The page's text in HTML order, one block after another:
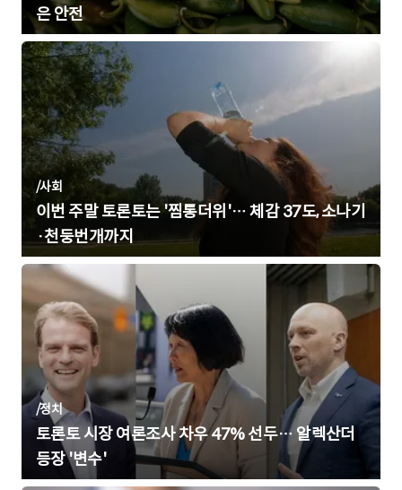
은 안전
/사회
이번 주말 토론토는 '찜통더위'… 체감 37도, 소나기
·천둥번개까지
/정치
토론토 시장 여론조사 차우 47% 선두… 알렉산더
등장 '변수'